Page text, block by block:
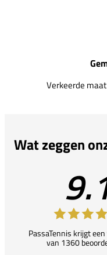
Verkeerde
Wat zeggen
PassaTennis krijgt
van 1360